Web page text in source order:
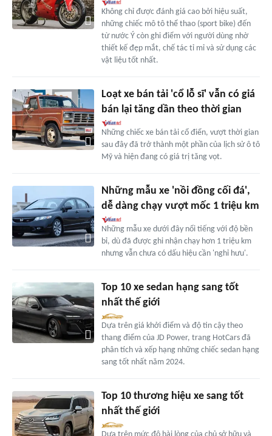
Không chỉ được đánh giá cao bởi hiệu suất,
những chiếc mô tô thể thao (sport bike) đến
từ nước Ý còn ghi điểm với người dùng nhờ
thiết kế đẹp mắt, chế tác tỉ mỉ và sử dụng các
vật liệu tốt nhất.
Loạt xe bán tải 'cổ lỗ sĩ' vẫn có giá
bán lại tăng dần theo thời gian
Những chiếc xe bán tải cổ điển, vượt thời gian
sau đây đã trở thành một phần của lịch sử ô tô
Mỹ và hiện đang có giá trị tăng vọt.
Những mẫu xe 'nồi đồng cối đá',
dễ dàng chạy vượt mốc 1 triệu km
Những mẫu xe dưới đây nổi tiếng với độ bền
bỉ, dù đã được ghi nhận chạy hơn 1 triệu km
nhưng vẫn chưa có dấu hiệu cần 'nghỉ hưu'.
Top 10 xe sedan hạng sang tốt
nhất thế giới
Dựa trên giá khởi điểm và độ tin cậy theo
thang điểm của JD Power, trang HotCars đã
phân tích và xếp hạng những chiếc sedan hạng
sang tốt nhất năm 2024.
Top 10 thương hiệu xe sang tốt
nhất thế giới
Dựa trên mức độ hài lòng của chủ sở hữu và